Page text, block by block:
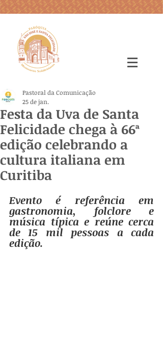
Festa da Uva de Santa
Felicidade chega à 66ª
edição celebrando a
cultura italiana em
Curitiba
Pastoral da Comunicação
25 de jan.
Evento é referência em
gastronomia, folclore e
música típica e reúne cerca
de 15 mil pessoas a cada
edição.